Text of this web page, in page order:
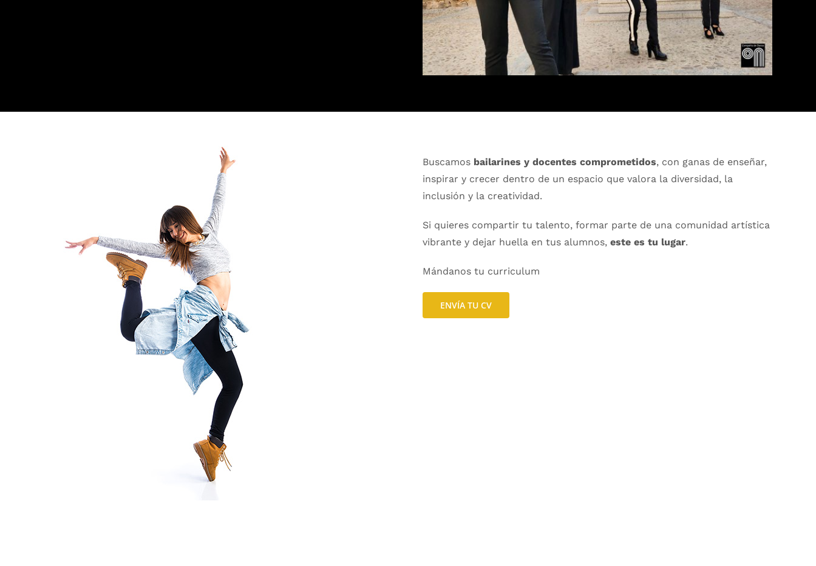
Buscamos bailarines y docentes comprometidos, con ganas de enseñar,
inspirar y crecer dentro de un espacio que valora la diversidad, la
inclusión y la creatividad.
Si quieres compartir tu talento, formar parte de una comunidad artística
vibrante y dejar huella en tus alumnos, este es tu lugar.
Mándanos tu curriculum
ENVÍA TU CV